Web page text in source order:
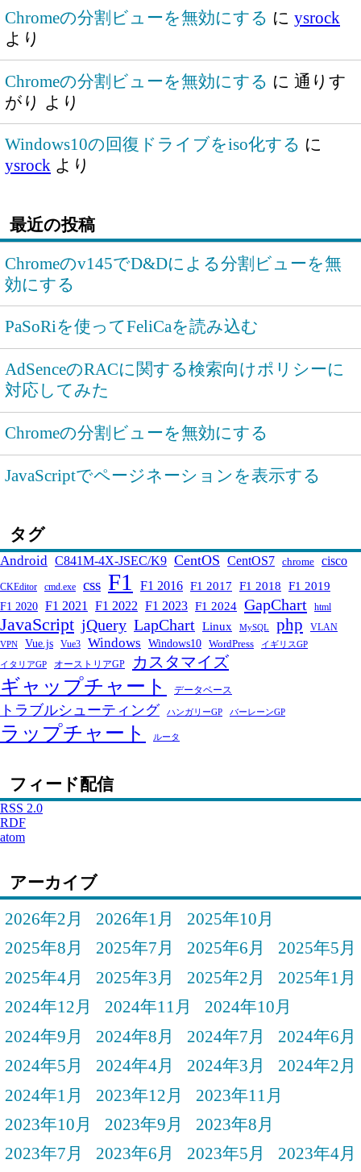
Chromeの分割ビューを無効にする に ysrock
より
Chromeの分割ビューを無効にする に 通りす
がり より
Windows10の回復ドライブをiso化する に
ysrockより
最近の投稿
Chromeのv145でD&Dによる分割ビューを無
効にする
PaSoRiを使ってFeliCaを読み込む
AdSenceのRACに関する検索向けポリシーに
対応してみた
Chromeの分割ビューを無効にする
JavaScriptでページネーションを表示する
タグ
Android C841M-4X-JSEC/K9 CentOS CentOS7 chrome cisco
CKEditor cmd.exe css F1 F1 2016 F1 2017 F1 2018 F1 2019
F1 2020 F1 2021 F1 2022 F1 2023 F1 2024 GapChart html
JavaScript jQuery LapChart Linux MySQL php VLAN
VPN Vue.js Vue3 Windows Windows10 WordPress イギリスGP
イタリアGP オーストリアGP カスタマイズ
ギャップチャート データベース
トラブルシューティング ハンガリーGP バーレーンGP
ラップチャート ルータ
フィード配信
RSS 2.0
RDF
atom
アーカイブ
2026年2月
2026年1月
2025年10月
2025年8月
2025年7月 2025年6月
2025年5月
2025年4月
2025年3月 2025年2月
2025年1月
2024年12月
2024年11月
2024年10月
2024年9月
2024年8月 2024年7月
2024年6月
2024年5月
2024年4月 2024年3月
2024年2月
2024年1月
2023年12月
2023年11月
2023年10月
2023年9月
2023年8月
2023年7月
2023年6月 2023年5月
2023年4月